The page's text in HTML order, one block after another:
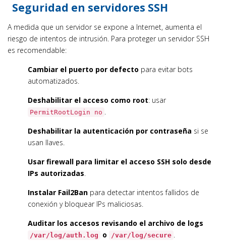
Seguridad en servidores SSH
A medida que un servidor se expone a Internet, aumenta el
riesgo de intentos de intrusión. Para proteger un servidor SSH
es recomendable:
Cambiar el puerto por defecto para evitar bots
automatizados.
Deshabilitar el acceso como root: usar
PermitRootLogin no .
Deshabilitar la autenticación por contraseña si se
usan llaves.
Usar firewall para limitar el acceso SSH solo desde
IPs autorizadas.
Instalar Fail2Ban para detectar intentos fallidos de
conexión y bloquear IPs maliciosas.
Auditar los accesos revisando el archivo de logs
/var/log/auth.log o /var/log/secure .